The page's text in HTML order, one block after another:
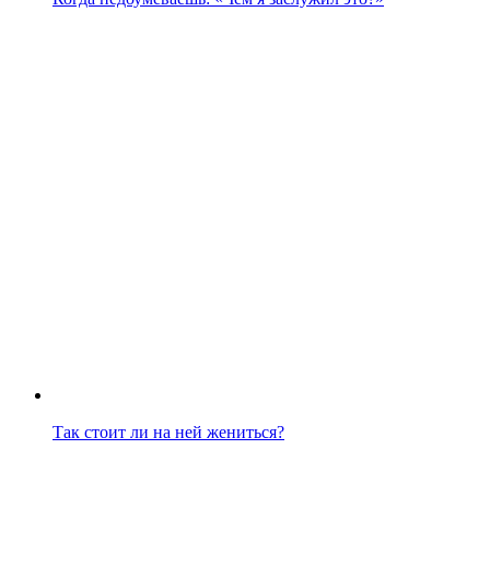
Так стоит ли на ней жениться?